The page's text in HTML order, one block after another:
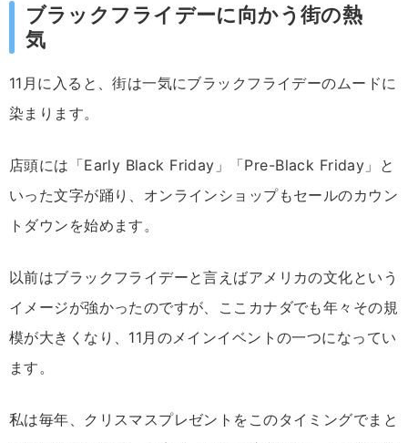
ブラックフライデーに向かう街の熱
気
11月に入ると、街は一気にブラックフライデーのムードに
染まります。
店頭には「Early Black Friday」「Pre-Black Friday」と
いった文字が踊り、オンラインショップもセールのカウン
トダウンを始めます。
以前はブラックフライデーと言えばアメリカの文化という
イメージが強かったのですが、ここカナダでも年々その規
模が大きくなり、11月のメインイベントの一つになってい
ます。
私は毎年、クリスマスプレゼントをこのタイミングでまと